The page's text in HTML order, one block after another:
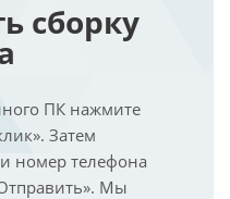
сборку
ПК нажмите
Затем
номер телефона
Мы